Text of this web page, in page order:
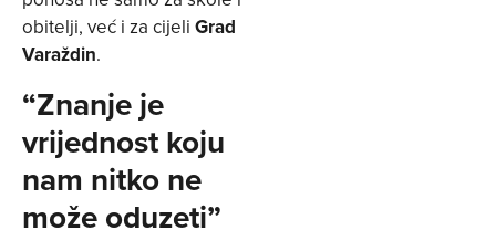
obitelji, već i za cijeli Grad
Varaždin.
“Znanje je
vrijednost koju
nam nitko ne
može oduzeti”